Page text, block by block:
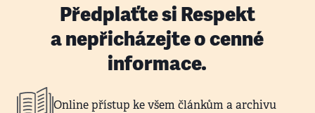
Předplaťte si Respekt
a nepřicházejte o cenné
informace.
Online přístup ke všem článkům a archivu